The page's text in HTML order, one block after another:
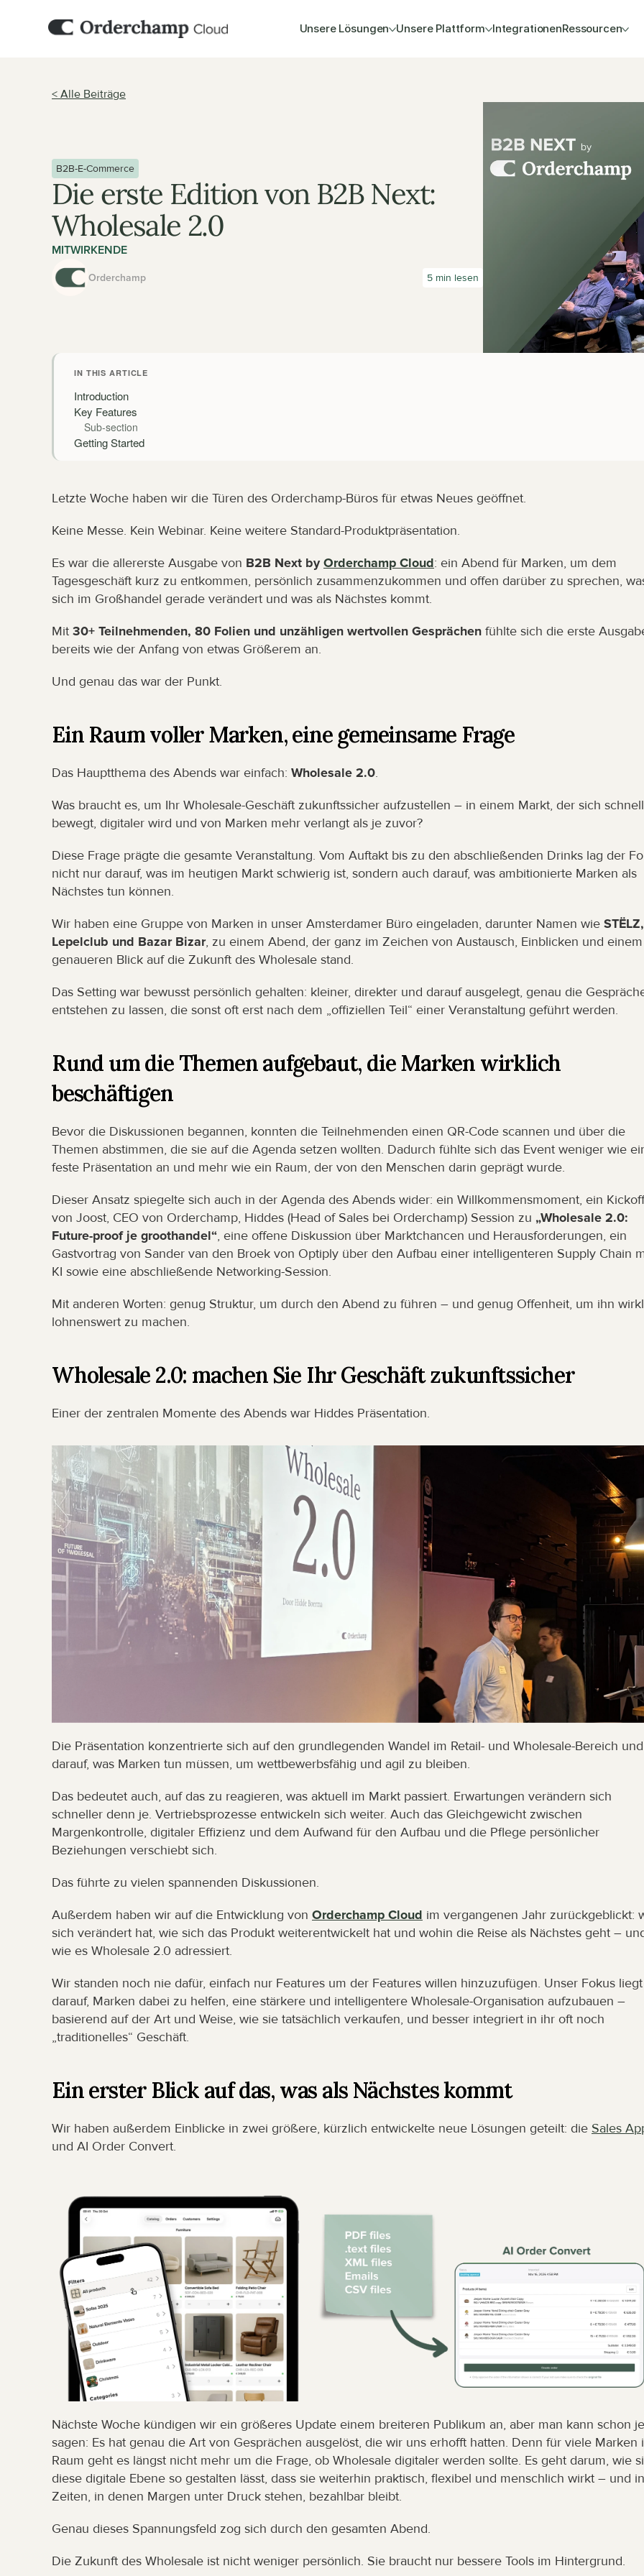
Unsere Lösungen Unsere Plattform IntegrationenRessourcen
< Alle Beiträge
B2B-E-Commerce
Die erste Edition von B2B Next:
Wholesale 2.0
MITWIRKENDE
Orderchamp 5 min lesen
IN THIS ARTICLE
Introduction
Key Features
Sub-section
Getting Started
Letzte Woche haben wir die Türen des Orderchamp-Büros für etwas Neues geöffnet.
Keine Messe. Kein Webinar. Keine weitere Standard-Produktpräsentation.
Es war die allererste Ausgabe von B2B Next by Orderchamp Cloud: ein Abend für Marken, um dem
Tagesgeschäft kurz zu entkommen, persönlich zusammenzukommen und offen darüber zu sprechen,
sich im Großhandel gerade verändert und was als Nächstes kommt.
Mit 30+ Teilnehmenden, 80 Folien und unzähligen wertvollen Gesprächen fühlte sich die erste
bereits wie der Anfang von etwas Größerem an.
Und genau das war der Punkt.
Ein Raum voller Marken, eine gemeinsame Frage
Das Hauptthema des Abends war einfach: Wholesale 2.0.
Was braucht es, um Ihr Wholesale-Geschäft zukunftssicher aufzustellen – in einem Markt, der sich
bewegt, digitaler wird und von Marken mehr verlangt als je zuvor?
Diese Frage prägte die gesamte Veranstaltung. Vom Auftakt bis zu den abschließenden Drinks lag der
nicht nur darauf, was im heutigen Markt schwierig ist, sondern auch darauf, was ambitionierte Marken als
Nächstes tun können.
Wir haben eine Gruppe von Marken in unser Amsterdamer Büro eingeladen, darunter Namen wie STËLZ,
Lepelclub und Bazar Bizar, zu einem Abend, der ganz im Zeichen von Austausch, Einblicken und einem
genaueren Blick auf die Zukunft des Wholesale stand.
Das Setting war bewusst persönlich gehalten: kleiner, direkter und darauf ausgelegt, genau die
entstehen zu lassen, die sonst oft erst nach dem „offiziellen Teil“ einer Veranstaltung geführt werden.
Rund um die Themen aufgebaut, die Marken wirklich
beschäftigen
Bevor die Diskussionen begannen, konnten die Teilnehmenden einen QR-Code scannen und über die
Themen abstimmen, die sie auf die Agenda setzen wollten. Dadurch fühlte sich das Event weniger wie
feste Präsentation an und mehr wie ein Raum, der von den Menschen darin geprägt wurde.
Dieser Ansatz spiegelte sich auch in der Agenda des Abends wider: ein Willkommensmoment, ein Kickoff
von Joost, CEO von Orderchamp, Hiddes (Head of Sales bei Orderchamp) Session zu „Wholesale 2.0:
Future-proof je groothandel“, eine offene Diskussion über Marktchancen und Herausforderungen, ein
Gastvortrag von Sander van den Broek von Optiply über den Aufbau einer intelligenteren Supply Chain
KI sowie eine abschließende Networking-Session.
Mit anderen Worten: genug Struktur, um durch den Abend zu führen – und genug Offenheit, um ihn
lohnenswert zu machen.
Wholesale 2.0: machen Sie Ihr Geschäft zukunftssicher
Einer der zentralen Momente des Abends war Hiddes Präsentation.
Die Präsentation konzentrierte sich auf den grundlegenden Wandel im Retail- und Wholesale-Bereich und
darauf, was Marken tun müssen, um wettbewerbsfähig und agil zu bleiben.
Das bedeutet auch, auf das zu reagieren, was aktuell im Markt passiert. Erwartungen verändern sich
schneller denn je. Vertriebsprozesse entwickeln sich weiter. Auch das Gleichgewicht zwischen
Margenkontrolle, digitaler Effizienz und dem Aufwand für den Aufbau und die Pflege persönlicher
Beziehungen verschiebt sich.
Das führte zu vielen spannenden Diskussionen.
Außerdem haben wir auf die Entwicklung von Orderchamp Cloud im vergangenen Jahr zurückgeblickt:
sich verändert hat, wie sich das Produkt weiterentwickelt hat und wohin die Reise als Nächstes geht –
wie es Wholesale 2.0 adressiert.
Wir standen noch nie dafür, einfach nur Features um der Features willen hinzuzufügen. Unser Fokus liegt
darauf, Marken dabei zu helfen, eine stärkere und intelligentere Wholesale-Organisation aufzubauen –
basierend auf der Art und Weise, wie sie tatsächlich verkaufen, und besser integriert in ihr oft noch
„traditionelles“ Geschäft.
Ein erster Blick auf das, was als Nächstes kommt
Wir haben außerdem Einblicke in zwei größere, kürzlich entwickelte neue Lösungen geteilt: die Sales
und AI Order Convert.
Nächste Woche kündigen wir ein größeres Update einem breiteren Publikum an, aber man kann schon
sagen: Es hat genau die Art von Gesprächen ausgelöst, die wir uns erhofft hatten. Denn für viele Marken
Raum geht es längst nicht mehr um die Frage, ob Wholesale digitaler werden sollte. Es geht darum, wie
diese digitale Ebene so gestalten lässt, dass sie weiterhin praktisch, flexibel und menschlich wirkt – und in
Zeiten, in denen Margen unter Druck stehen, bezahlbar bleibt.
Genau dieses Spannungsfeld zog sich durch den gesamten Abend.
Die Zukunft des Wholesale ist nicht weniger persönlich. Sie braucht nur bessere Tools im Hintergrund.